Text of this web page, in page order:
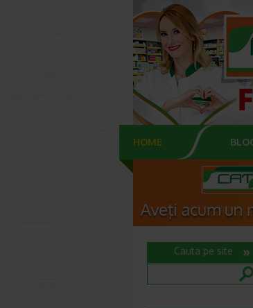
HOME
Cauta pe site